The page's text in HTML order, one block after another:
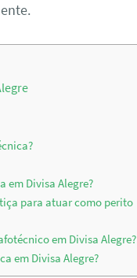
em Divisa Alegre?
para atuar como perito
em Divisa Alegre?
em Divisa Alegre?